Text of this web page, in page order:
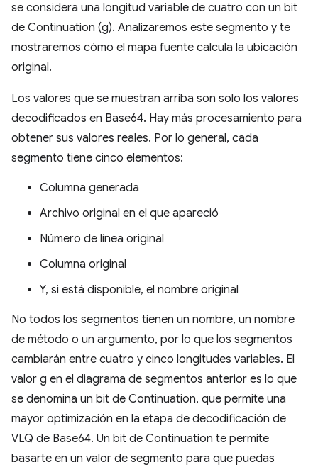
se considera una longitud variable de cuatro con un bit
de Continuation (g). Analizaremos este segmento y te
mostraremos cómo el mapa fuente calcula la ubicación
original.
Los valores que se muestran arriba son solo los valores
decodificados en Base64. Hay más procesamiento para
obtener sus valores reales. Por lo general, cada
segmento tiene cinco elementos:
Columna generada
Archivo original en el que apareció
Número de línea original
Columna original
Y, si está disponible, el nombre original
No todos los segmentos tienen un nombre, un nombre
de método o un argumento, por lo que los segmentos
cambiarán entre cuatro y cinco longitudes variables. El
valor g en el diagrama de segmentos anterior es lo que
se denomina un bit de Continuation, que permite una
mayor optimización en la etapa de decodificación de
VLQ de Base64. Un bit de Continuation te permite
basarte en un valor de segmento para que puedas